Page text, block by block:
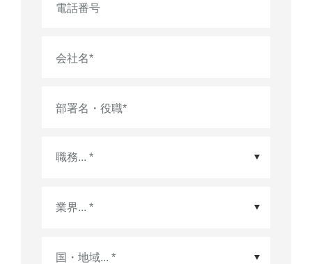
電話番号
会社名*
部署名・役職*